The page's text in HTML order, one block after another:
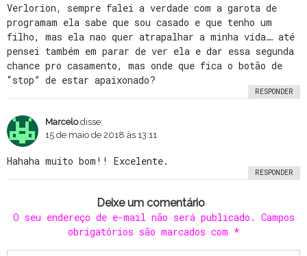
Verlorion, sempre falei a verdade com a garota de
programam ela sabe que sou casado e que tenho um
filho, mas ela nao quer atrapalhar a minha vida… até
pensei também em parar de ver ela e dar essa segunda
chance pro casamento, mas onde que fica o botão de
“stop” de estar apaixonado?
RESPONDER
Marcelo disse:
15 de maio de 2018 às 13:11
Hahaha muito bom!! Excelente.
RESPONDER
Deixe um comentário
O seu endereço de e-mail não será publicado. Campos
obrigatórios são marcados com *